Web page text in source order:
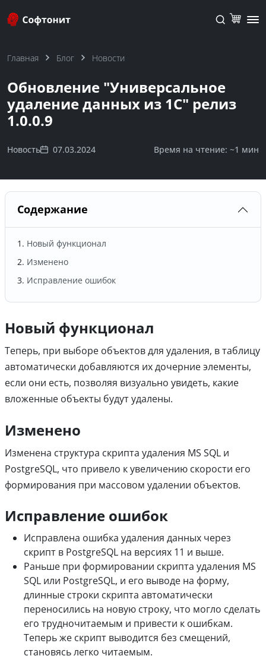
Главная Блог Новости
Обновление "Универсальное
удаление данных из 1С" релиз
1.0.0.9
Новость 07.03.2024 Время на чтение: ~1 мин
Содержание
Новый функционал
Изменено
Исправление ошибок
Новый функционал
Теперь, при выборе объектов для удаления, в таблицу
автоматически добавляются их дочерние элементы,
если они есть, позволяя визуально увидеть, какие
вложенные объекты будут удалены.
Изменено
Изменена структура скрипта удаления MS SQL и
PostgreSQL, что привело к увеличению скорости его
формирования при массовом удалении объектов.
Исправление ошибок
Исправлена ошибка удаления данных через
скрипт в PostgreSQL на версиях 11 и выше.
Раньше при формировании скрипта удаления MS
SQL или PostgreSQL, и его выводе на форму,
длинные строки скрипта автоматически
переносились на новую строку, что могло сделать
его трудночитаемым и привести к ошибкам.
Теперь же скрипт выводится без смещений,
становясь легко читаемым.